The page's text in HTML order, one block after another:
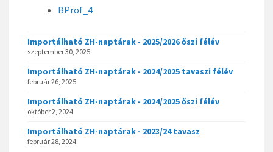
BProf_4
Importálható ZH-naptárak - 2025/2026 őszi félév
szeptember 30, 2025
Importálható ZH-naptárak - 2024/2025 tavaszi félév
február 26, 2025
Importálható ZH-naptárak - 2024/2025 őszi félév
október 2, 2024
Importálható ZH-naptárak - 2023/24 tavasz
február 28, 2024